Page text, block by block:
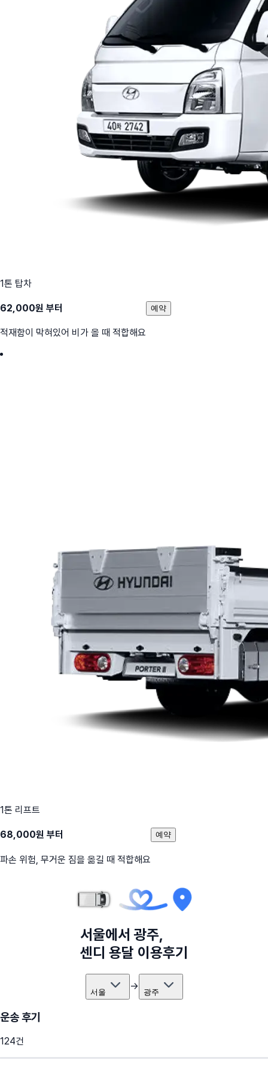
1톤 탑차
62,000원 부터
적재함이 막혀있어 비가 올 때 적합해요
예약
1톤 리프트
68,000원 부터
파손 위험, 무거운 짐을 옮길 때 적합해요
예약
서울에서광주,
센디 용달 이용후기
서울 → 광주
운송 후기
124건